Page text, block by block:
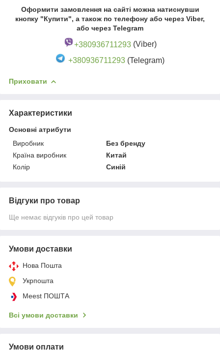
Оформити замовлення на сайті можна натиснувши
кнопку "Купити", а також по телефону або через Viber,
або через Telegram
+380936711293(Viber)
+380936711293 (Telegram)
Приховати
Характеристики
Основні атрибути
Виробник
Без бренду
Країна виробник
Китай
Колір
Синій
Відгуки про товар
Ще немає відгуків про цей товар
Умови доставки
Нова Пошта
Укрпошта
Meest ПОШТА
Всі умови доставки
Умови оплати